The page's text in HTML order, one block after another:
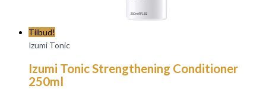
Tilbud!
Izumi Tonic
Izumi Tonic Strengthening Conditioner
250ml